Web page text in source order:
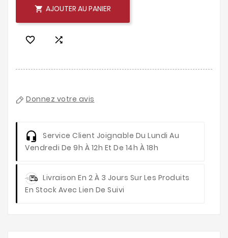
 AJOUTER AU PANIER
 
Donnez votre avis
Service Client Joignable Du Lundi Au
Vendredi De 9h À 12h Et De 14h À 18h
Livraison En 2 À 3 Jours Sur Les Produits
En Stock Avec Lien De Suivi